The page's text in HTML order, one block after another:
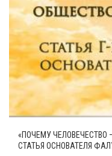
«ПОЧЕМУ
СТАТЬЯ ОСНОВАТЕЛЯ